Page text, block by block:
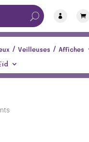
 
/ Veilleuses / Affiches